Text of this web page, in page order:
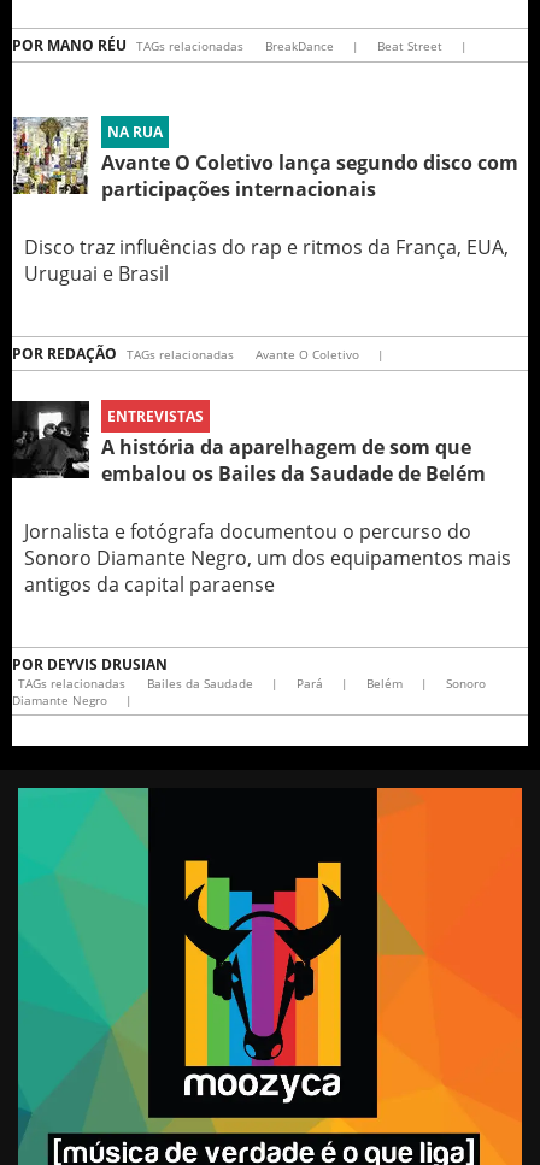
POR MANO RÉU TAGs relacionadas BreakDance | Beat Street |
NA RUA
Avante O Coletivo lança segundo disco com
participações internacionais
Disco traz influências do rap e ritmos da França, EUA,
Uruguai e Brasil
POR REDAÇÃO TAGs relacionadas Avante O Coletivo |
ENTREVISTAS
A história da aparelhagem de som que
embalou os Bailes da Saudade de Belém
Jornalista e fotógrafa documentou o percurso do
Sonoro Diamante Negro, um dos equipamentos mais
antigos da capital paraense
POR DEYVIS DRUSIAN
TAGs relacionadas Bailes da Saudade | Pará | Belém |
Sonoro
Diamante Negro
|